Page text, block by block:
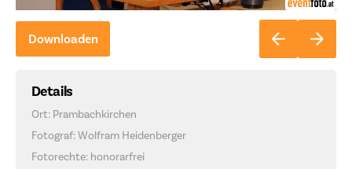
Downloaden
Details
Ort: Prambachkirchen
Fotograf: Wolfram Heidenberger
Fotorechte: honorarfrei